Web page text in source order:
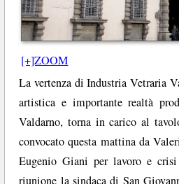
[+]ZOOM
La vertenza di Industria Vetraria
artistica e importante realtà
Valdarno, torna in carico al
convocato questa mattina da
Eugenio Giani per lavoro e
riunione la sindaca di San